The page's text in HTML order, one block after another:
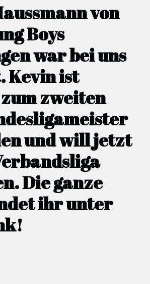
von
Boys
war bei uns
Kevin ist
zweiten
und will jetzt
Die ganze
ihr unter